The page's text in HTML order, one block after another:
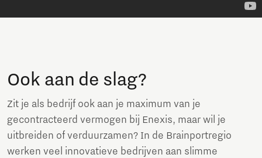
Ook aan de slag?
Zit je als bedrijf ook aan je maximum van je
gecontracteerd vermogen bij Enexis, maar wil je
uitbreiden of verduurzamen? In de Brainportregio
werken veel innovatieve bedrijven aan slimme